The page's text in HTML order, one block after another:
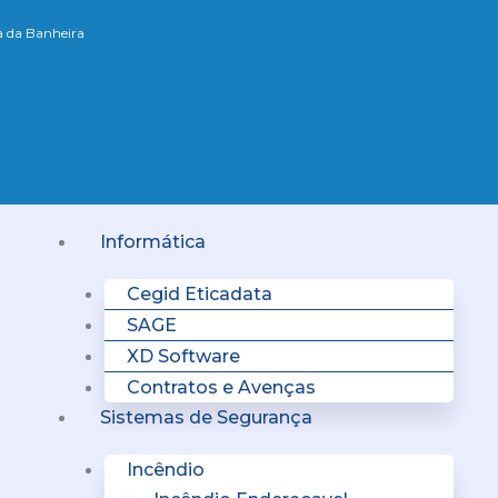
da Banheira
Informática
Cegid Eticadata
SAGE
XD Software
Contratos e Avenças
Sistemas de Segurança
Incêndio
Menu